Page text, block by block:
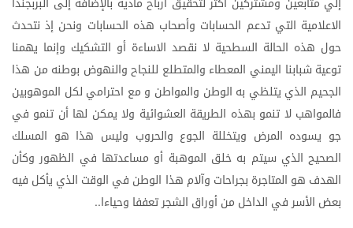
الاعلامية التي تدعم الحسابات وأصحاب هذه الحسابات ونحن إذ نتحدث
حول هذه الحالة السطحية لا نقصد الاساءة أو التشكيك وإنما يهمنا
توعية شبابنا اليمني المعطاء والمتطلع للنجاحوالنهوض بوطنه من هذا
الجحيم الذي يتلظي به الوطن والمواطن و مع احترامي لكل الموهوبين
فالمواهب لا تنمو بهذه الطريقة العشوائية ولا يمكن لها أن تنمو في
جو يسوده المرض ويتخللة الجوع والحروب وليس هذا هو المسلك
الصحيح الذي سيتم به خلق الموهبة أو مساعدتها في الظهور وكأن
الهدف هو المتاجرة بجراحات وآلام هذا الوطن في الوقت الذي يأكل فيه
بعض الأسرفي الداخل منأوراق الشجرتعففا وحياءا..